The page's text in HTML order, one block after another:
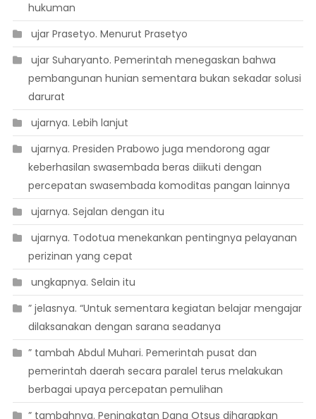
hukuman
 ujar Prasetyo. Menurut Prasetyo
 ujar Suharyanto. Pemerintah menegaskan bahwa
pembangunan hunian sementara bukan sekadar solusi
darurat
 ujarnya. Lebih lanjut
 ujarnya. Presiden Prabowo juga mendorong agar
keberhasilan swasembada beras diikuti dengan
percepatan swasembada komoditas pangan lainnya
 ujarnya. Sejalan dengan itu
 ujarnya. Todotua menekankan pentingnya pelayanan
perizinan yang cepat
 ungkapnya. Selain itu
” jelasnya. “Untuk sementara kegiatan belajar mengajar
dilaksanakan dengan sarana seadanya
” tambah Abdul Muhari. Pemerintah pusat dan
pemerintah daerah secara paralel terus melakukan
berbagai upaya percepatan pemulihan
” tambahnya. Peningkatan Dana Otsus diharapkan